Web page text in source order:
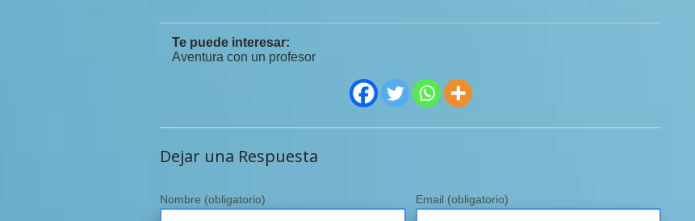
Te puede interesar:
Aventura con un profesor
Dejar una Respuesta
Nombre (obligatorio) Email (obligatorio)